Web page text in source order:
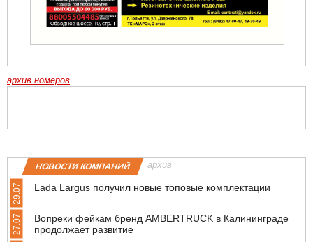
архив номеров
НОВОСТИ КОМПАНИЙ архив
29.07 Lada Largus получил новые топовые комплектации
27.07
Вопреки фейкам бренд AMBERTRUCK в Калининграде
продолжает развитие